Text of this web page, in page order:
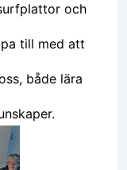
och
till med att
både lära